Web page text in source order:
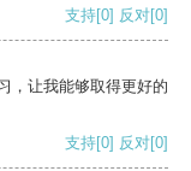
支持[0] 反对[0]
，让我能够取得更好的
支持[0] 反对[0]